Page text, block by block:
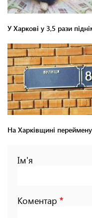
У Харкові у 3,5 рази
На Харківщині
Ім'я
Коментар